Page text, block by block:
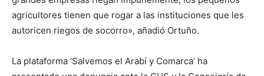
agricultores tienen que rogar a las instituciones que les
autoricen riegos de socorro», añadió Ortuño.
La plataforma ‘Salvemos el Arabí y Comarca’ ha